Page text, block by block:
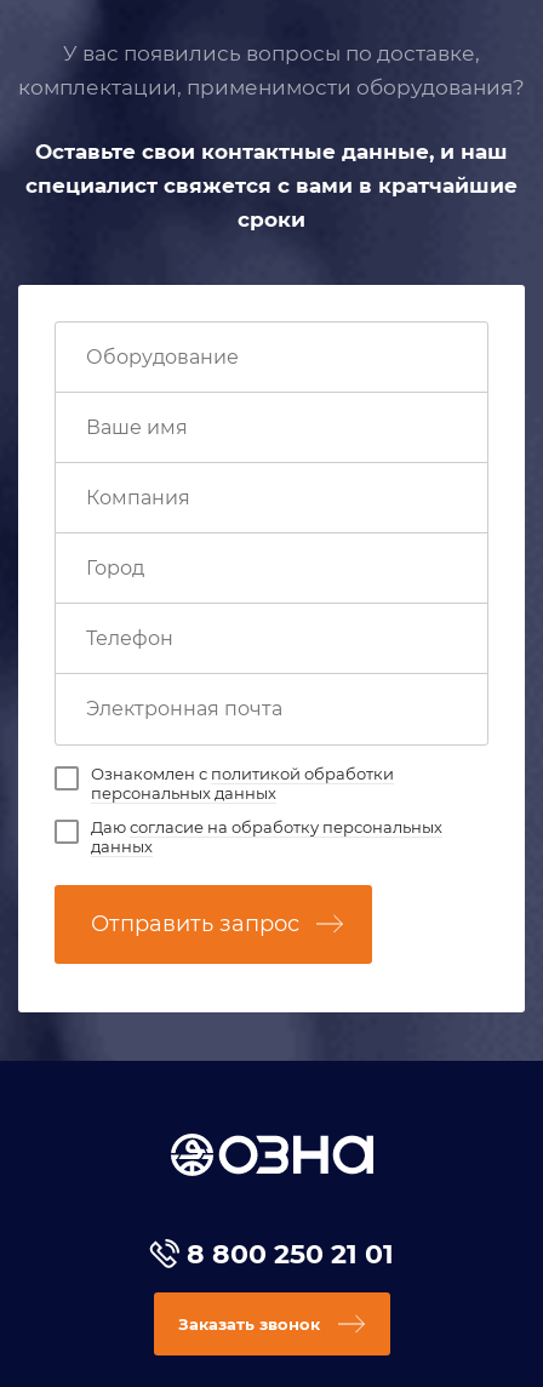
У вас появились вопросы по доставке,
комплектации, применимости оборудования?
Оставьте свои контактные данные, и наш
специалист свяжется с вами в кратчайшие
сроки
Ознакомлен с политикой обработки
персональных данных
Даюсогласие на обработку персональных
данных
Отправить запрос
8 800 250 21 01
Заказать звонок